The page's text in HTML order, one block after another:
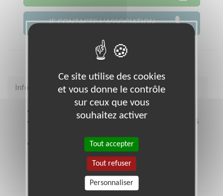
JE CONTACTE L'ASSOCIATION
Infos pratiques
www.cmfm.fr
93 Avenue du General Leclerc PARIS
Heures d'ouverture
lundi, mardi, jeudi et vendredi : de 9h30 à 17h
Ce site utilise des cookies
et vous donne le contrôle
sur ceux que vous
souhaitez activer
Tout accepter
Tout refuser
Personnaliser